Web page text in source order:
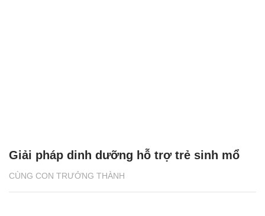
CÙNG CON TRƯỞNG THÀNH
Giải pháp dinh dưỡng hỗ trợ trẻ sinh mổ